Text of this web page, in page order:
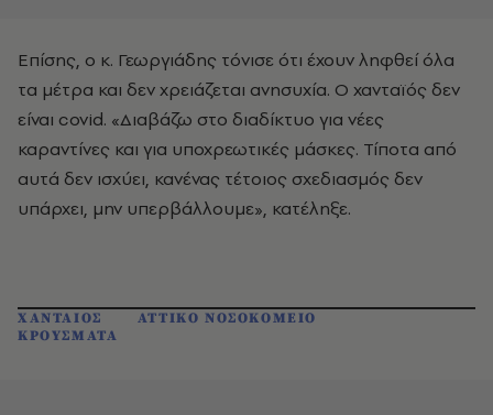
Επίσης, ο κ. Γεωργιάδης τόνισε ότι έχουν ληφθεί όλα
τα μέτρα και δεν χρειάζεται ανησυχία. Ο χανταϊός δεν
είναι covid. «Διαβάζω στο διαδίκτυο για νέες
καραντίνες και για υποχρεωτικές μάσκες. Τίποτα από
αυτά δεν ισχύει, κανένας τέτοιος σχεδιασμός δεν
υπάρχει, μην υπερβάλλουμε», κατέληξε.
ΧΑΝΤΑΙΟΣ
ΑΤΤΙΚΟ ΝΟΣΟΚΟΜΕΙΟ
ΚΡΟΥΣΜΑΤΑ